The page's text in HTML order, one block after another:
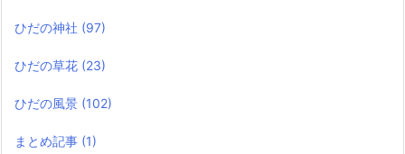
ひだの神社 (97)
ひだの草花 (23)
ひだの風景 (102)
まとめ記事 (1)